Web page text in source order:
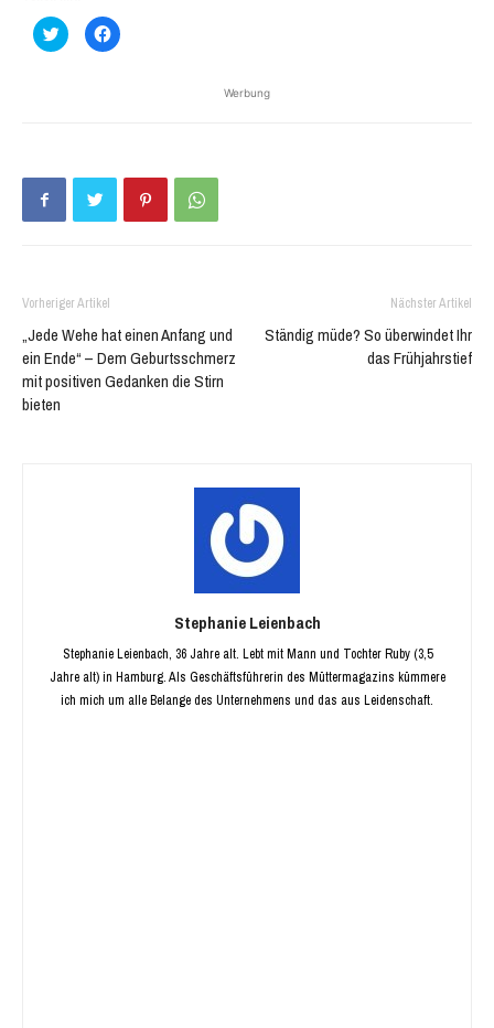
Klick,
um
Klick,
um
Werbung
Vorheriger Artikel
„Jede Wehe hat einen Anfang und
ein Ende“ – Dem Geburtsschmerz
mit positiven Gedanken die Stirn
bieten
Nächster Artikel
Ständig müde? So überwindet Ihr
das Frühjahrstief
Stephanie Leienbach
Stephanie Leienbach, 36 Jahre alt. Lebt mit Mann und Tochter Ruby (3,5
Jahre alt) in Hamburg. Als Geschäftsführerin des Müttermagazins kümmere
ich mich um alle Belange des Unternehmens und das aus Leidenschaft.